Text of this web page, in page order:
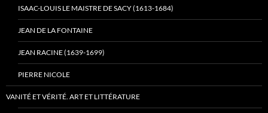
ISAAC-LOUIS LE MAISTRE DE SACY (1613-1684)
JEAN DE LA FONTAINE
JEAN RACINE (1639-1699)
PIERRE NICOLE
VANITÉ ET VÉRITÉ. ART ET LITTÉRATURE